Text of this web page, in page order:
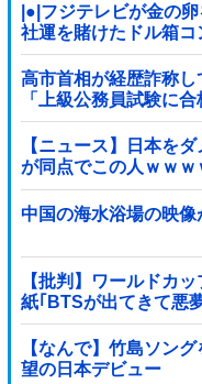
|●|フジテレビが金の
社運を賭けたドル箱
い……
高市首相が経歴詐称し
「上級公務員試験に
ツッコミを受けまく
【ニュース】日本を
が同点でこの人ｗｗｗ
中国の海水浴場の映像
【批判】ワールドカ
紙｢BTSが出てきて悪
【なんで】竹島ソン
望の日本デビュー